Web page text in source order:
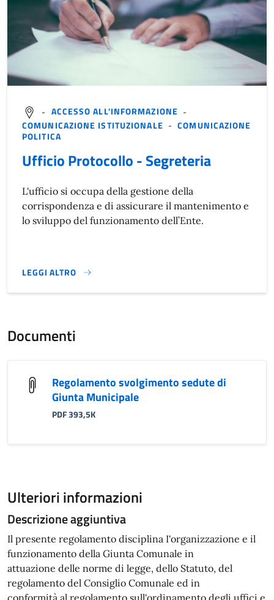
- ACCESSO ALL'INFORMAZIONE -
COMUNICAZIONE ISTITUZIONALE -COMUNICAZIONE
POLITICA
Ufficio Protocollo - Segreteria
L'ufficio si occupa della gestione della
corrispondenza e di assicurare il mantenimento e
lo sviluppo del funzionamento dell’Ente.
LEGGI ALTRO
}
Documenti
Regolamento svolgimento sedute di
Giunta Municipale
PDF 393,5K
Ulteriori informazioni
Descrizione aggiuntiva
Il presente regolamento disciplina I'organizzazione e il
funzionamento della Giunta Comunale in
attuazione delle norme di legge, dello Statuto, del
regolamento del Consiglio Comunale ed in
conformità al regolamento sull'ordinamento degli uffici e